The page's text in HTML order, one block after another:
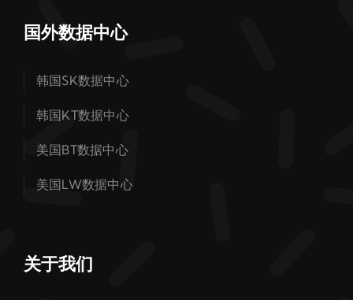
国外数据中心
韩国SK数据中心
韩国KT数据中心
美国BT数据中心
美国LW数据中心
关于我们